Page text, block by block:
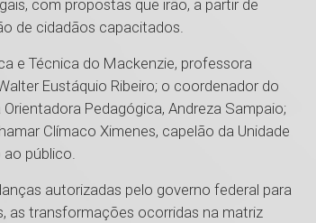
com propostas que irão, a partir de
de cidadãos capacitados.
e Técnica do Mackenzie, professora
Eustáquio Ribeiro; o coordenador do
Pedagógica, Andreza Sampaio;
Clímaco Ximenes, capelão da Unidade
ao público.
autorizadas pelo governo federal para
as transformações ocorridas na matriz